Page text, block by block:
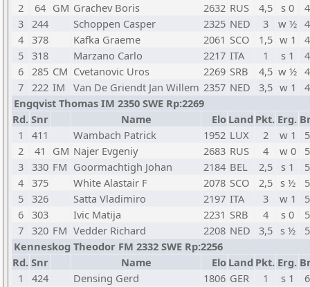
2
64 GM Grachev Boris 2632 RUS 4,5 s 0
4
3 244 Schoppen Casper 2325 NED 3 w ½ 4
4 378 Kafka Graeme 2061 SCO 1,5 w 1
4
5 318 Marzano Carlo 2217 ITA 1 s 1
4
6 285 CM Cvetanovic Uros 2269 SRB 4,5 w ½ 4
7 222 IM Van De Griendt Jan Willem 2357 NED 3,5 w 1
4
Engqvist Thomas IM 2350 SWE Rp:2269
Rd. Snr Name Elo Land Pkt. Erg.
1
411 Wambach Patrick 1952 LUX 2 w 1
5
2
41 GM Najer Evgeniy 2683 RUS 4 w 0
5
3 330 FM Goormachtigh Johan 2184 BEL 2,5 s 1
5
4 375 White Alastair F 2078 SCO 2,5 s ½
5
5 326 Satta Vladimiro 2197 ITA 3 w 1
5
6 303 Ivic Matija 2231 SRB 4 s 0
5
7 320 FM Vedder Richard 2208 NED 3,5 s ½
5
Kenneskog Theodor FM 2332 SWE Rp:2256
Rd. Snr Name Elo Land Pkt. Erg.
1
424 Densing Gerd 1806 GER 1 s 1
6